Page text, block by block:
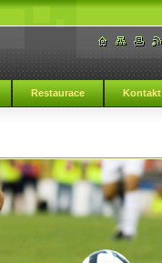
Restaurace Kontakt